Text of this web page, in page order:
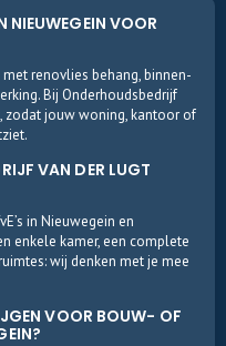
NIEUWEGEIN VOOR
renovlies behang, binnen-
Bij Onderhoudsbedrijf
zodat jouw woning, kantoor of
VAN DER LUGT
in Nieuwegein en
enkele kamer, een complete
wij denken met je mee
VOOR BOUW- OF